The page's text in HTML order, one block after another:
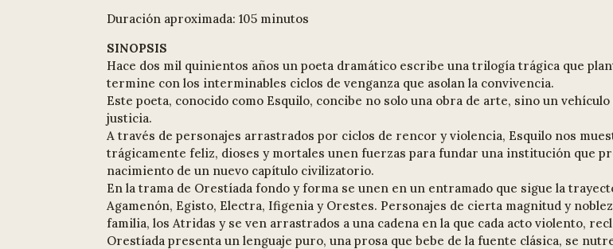
Duración aproximada: 105 minutos
SINOPSIS
Hace dos mil quinientos años un poeta dramático escribe una trilogía trágica que
termine con los interminables ciclos de venganza que asolan la convivencia.
Este poeta, conocido como Esquilo, concibe no solo una obra de arte, sino un
justicia.
A través de personajes arrastrados por ciclos de rencor y violencia, Esquilo nos
trágicamente feliz, dioses y mortales unen fuerzas para fundar una institución que
nacimiento de un nuevo capítulo civilizatorio.
En la trama de Orestíada fondo y forma se unen en un entramado que sigue la
Agamenón, Egisto, Electra, Ifigenia y Orestes. Personajes de cierta magnitud y
familia, los Atridas y se ven arrastrados a una cadena en la que cada acto violento,
Orestíada presenta un lenguaje puro, una prosa que bebe de la fuente clásica, se